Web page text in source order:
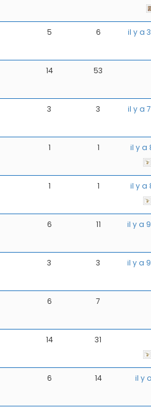
5 6 il y a
14 53
3 3 il y a
1 1 il y a
1 1 il y a
6 11 il y a
3 3 il y a
6 7
14 31
6 14 il y
1 / Au Fil De L'eau
Fermeture du
mouche de
dans le 33